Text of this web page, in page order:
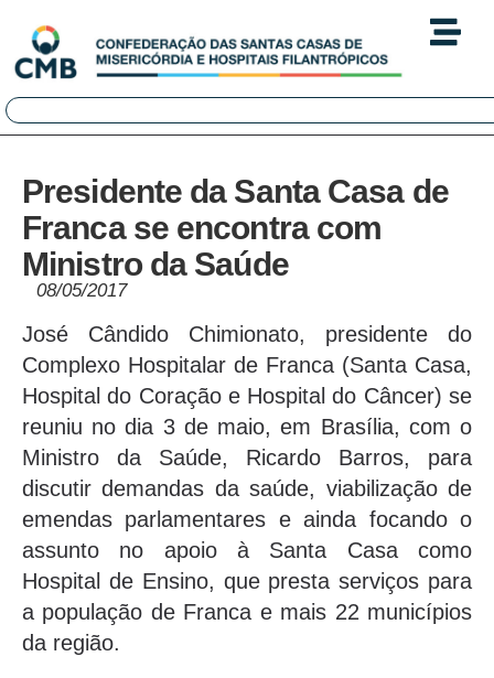
Presidente da Santa Casa de
Franca se encontra com
Ministro da Saúde
08/05/2017
José Cândido Chimionato, presidente do
Complexo Hospitalar de Franca (Santa Casa,
Hospital do Coração e Hospital do Câncer) se
reuniu no dia 3 de maio, em Brasília, com o
Ministro da Saúde, Ricardo Barros, para
discutir demandas da saúde, viabilização de
emendas parlamentares e ainda focando o
assunto no apoio à Santa Casa como
Hospital de Ensino, que presta serviços para
a população de Franca e mais 22 municípios
da região.